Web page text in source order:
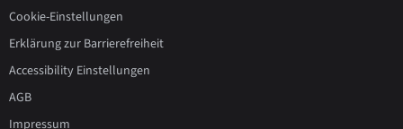
Cookie-Einstellungen
Erklärung zur Barrierefreiheit
Accessibility Einstellungen
AGB
Impressum